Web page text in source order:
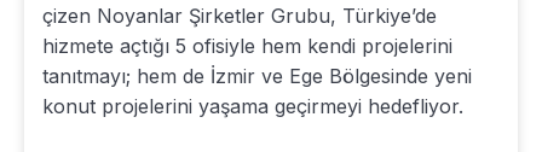
çizen Noyanlar Şirketler Grubu, Türkiye’de
hizmete açtığı 5 ofisiyle hem kendi projelerini
tanıtmayı; hem de İzmir ve Ege Bölgesinde yeni
konut projelerini yaşama geçirmeyi hedefliyor.